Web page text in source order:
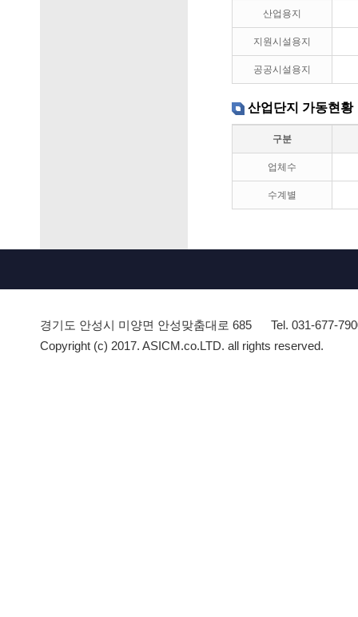
산업용지
지원시설용지
공공시설용지
산업단지 가동현황
구분
업체수
수계별
경기도 안성시 미양면 안성맞춤대로 685
Tel. 031-677-
Copyright (c) 2017. ASICM.co.LTD. all rights reserved.